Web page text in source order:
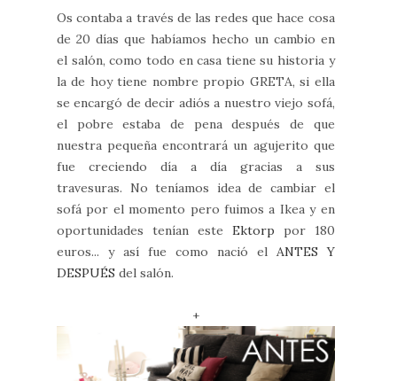
Os contaba a través de las redes que hace cosa
de 20 días que habíamos hecho un cambio en
el salón, como todo en casa tiene su historia y
la de hoy tiene nombre propio GRETA, si ella
se encargó de decir adiós a nuestro viejo sofá,
el pobre estaba de pena después de que
nuestra pequeña encontrará un agujerito que
fue creciendo día a día gracias a sus
travesuras. No teníamos idea de cambiar el
sofá por el momento pero fuimos a Ikea y en
oportunidades tenían este Ektorp por 180
euros... y así fue como nació el ANTES Y
DESPUÉS del salón.
+